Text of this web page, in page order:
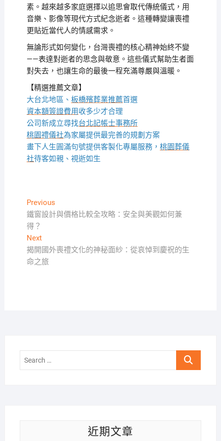
素。越來越多家庭選擇以追思會取代傳統儀式，用
音樂、影像等現代方式紀念逝者。這種轉變讓喪禮
更貼近當代人的情感需求。
無論形式如何變化，台灣喪禮的核心精神始終不變
——表達對逝者的思念與敬意。這些儀式幫助生者面
對失去，也讓生命的最後一程充滿尊嚴與溫暖。
【精選推薦文章】
大台北地區、 板橋殯葬業推薦首選
資本額簽證費用收多少才合理
公司新成立尋找台北記帳士事務所
桃園禮儀社為家屬提供最完善的規劃方案
畫下人生圓滿句號提供客製化專屬服務， 桃園葬儀
社待客如親、視逝如生
文
章
導
覽
PreviousPrevious
post:
鐵窗設計與價格比較全攻略：安全與美觀如何兼
得？
NextNext
post:
揭開國外喪禮文化的神秘面紗：從哀悼到慶祝的生
命之旅
Search
近期文章